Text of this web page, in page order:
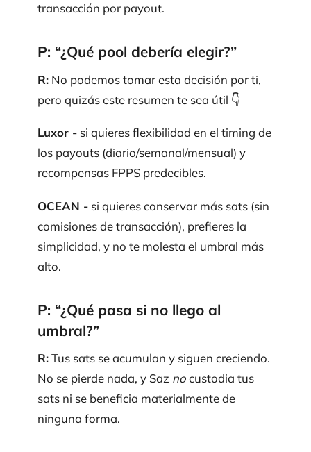
transacción por payout.
P: “¿Qué pool debería elegir?”
R: No podemos tomar esta decisión por ti,
pero quizás este resumen te sea útil 👇
Luxor - si quieres flexibilidad en el timing de
los payouts (diario/semanal/mensual) y
recompensas FPPS predecibles.
OCEAN - si quieres conservar más sats (sin
comisiones de transacción), prefieres la
simplicidad, y no te molesta el umbral más
alto.
P: “¿Qué pasa si no llego al
umbral?”
R:Tus sats se acumulan y siguen creciendo.
No se pierde nada, y Saz nocustodia tus
sats ni se beneficia materialmente de
ninguna forma.